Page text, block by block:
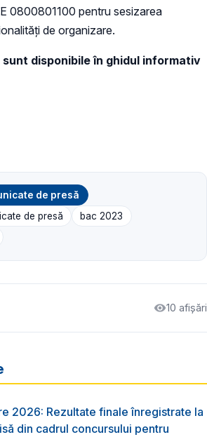
0800801100 pentru sesizarea
de organizare.
disponibile în ghidul informativ
de presă
de presă
bac 2023
10 afișări
2026: Rezultate finale înregistrate la
din cadrul concursului pentru